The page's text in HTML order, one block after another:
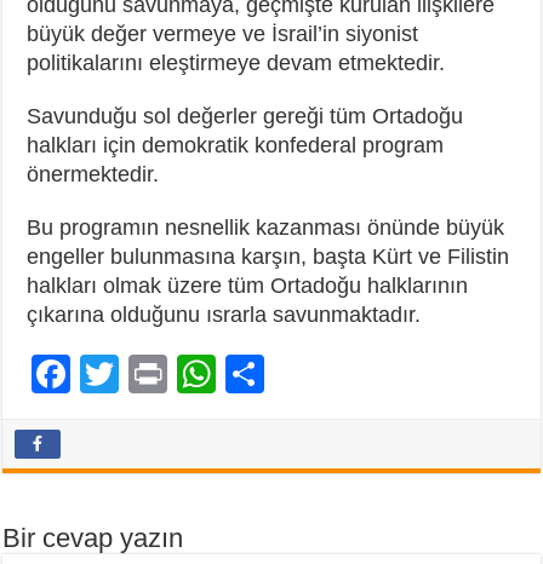
büyük değer vermeye ve İsrail’in siyonist
politikalarını eleştirmeye devam etmektedir.
Savunduğu sol değerler gereği tüm Ortadoğu
halkları için demokratik konfederal program
önermektedir.
Bu programın nesnellik kazanması önünde büyük
engeller bulunmasına karşın, başta Kürt ve Filistin
halkları olmak üzere tüm Ortadoğu halklarının
çıkarına olduğunu ısrarla savunmaktadır.
F
o
T
Pr W
Bir cevap yazın